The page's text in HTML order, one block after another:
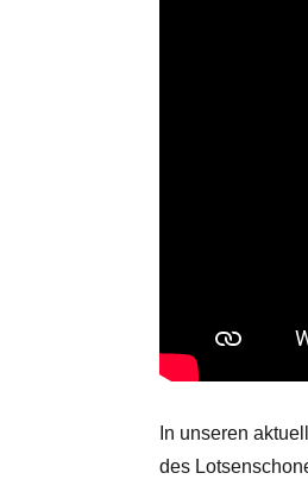
In unseren
des